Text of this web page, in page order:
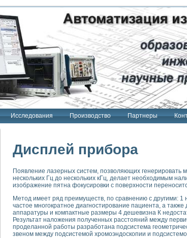
Исследования Производство Партнеры
"Сигнал-USB"
Интроскан
система
USB"
терапии серии СКАН
Дисплей прибора
Появление лазерных систем, позволяющих генерировать
нескольких Гц до нескольких кГц, делает необходимым
изображение пятна фокусировки с поверхности
Метод имеет ряд преимуществ, по сравнению с другими:
частое многократное диагностирование пациента, а
аппаратуры и компактные размеры 4 дешевизна К
Результат наложения полученных расстояний между
проделанной работы разработана подсистема
звеном между подсистемой хромоэндоскопии и